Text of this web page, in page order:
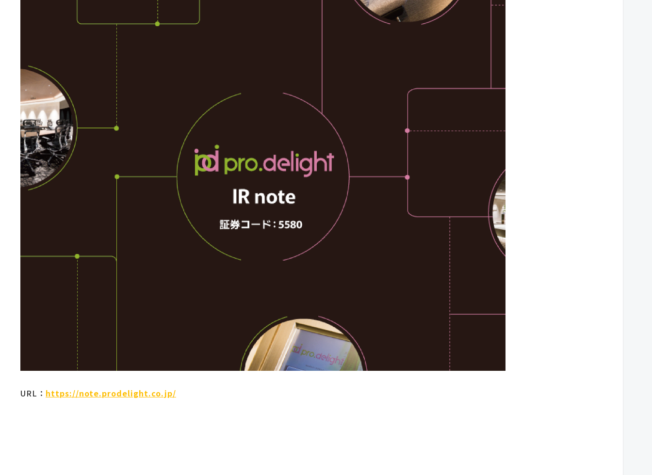
URL： https://note.prodelight.co.jp/